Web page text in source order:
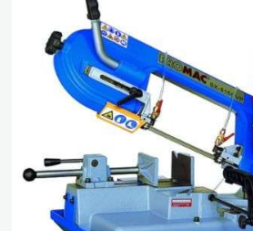
Båndsag for
DVP
Artikkelnr. JET PROMAC SX-815DVP
24 770,00eks. mva
Legg i